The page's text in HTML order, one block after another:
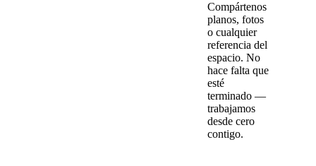
Compártenos
planos, fotos
o cualquier
referencia del
espacio. No
hace falta que
esté
terminado —
trabajamos
desde cero
contigo.